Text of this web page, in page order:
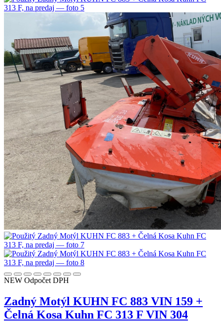
NEW Odpočet DPH
Zadný Motýl KUHN FC 883 VIN 159 +
Čelná Kosa Kuhn FC 313 F VIN 304